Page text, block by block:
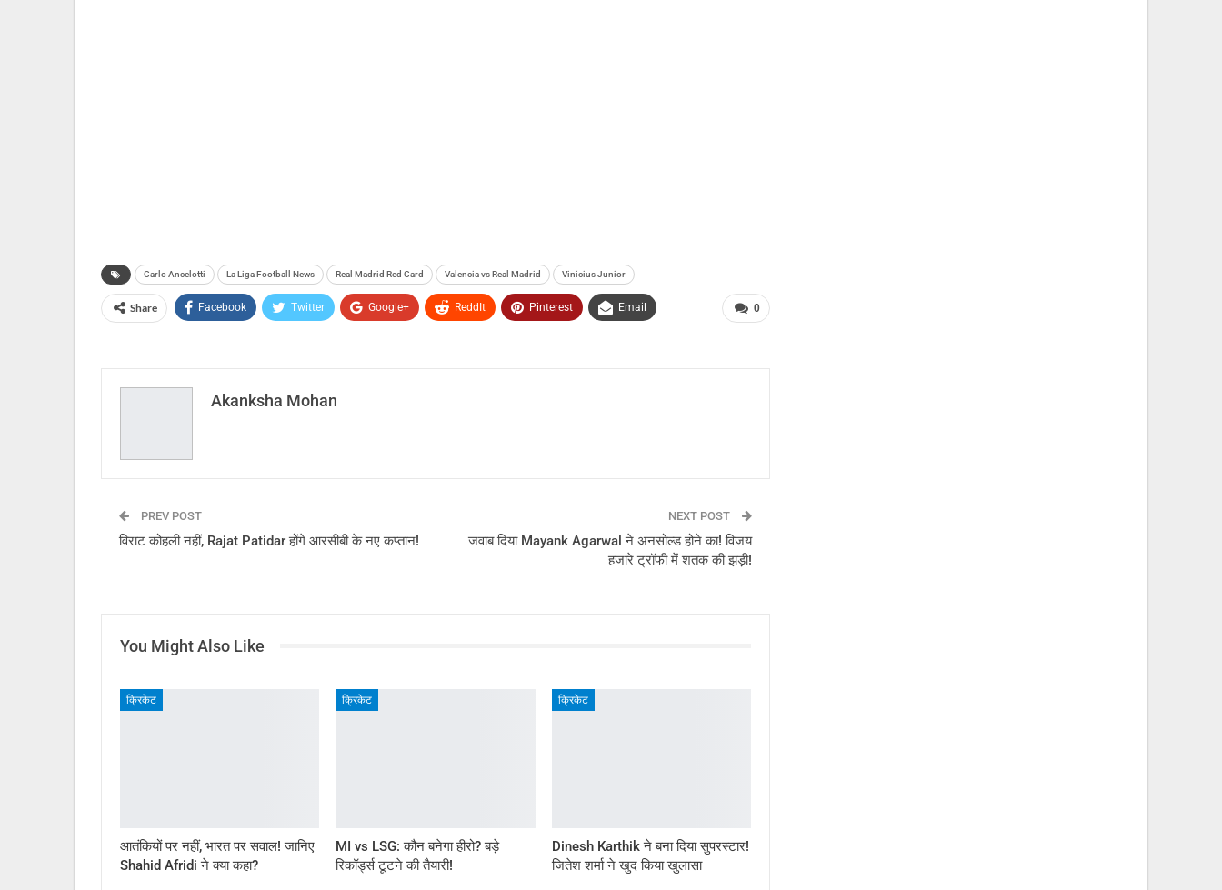
Carlo Ancelotti La Liga Football News Real Madrid Red Card Valencia vs Real Madrid Vinicius Junior
0
Share Facebook Twitter Google+ ReddIt Pinterest Email
Akanksha Mohan
PREV POST
विराट कोहली नहीं, Rajat Patidar होंगे आरसीबी के नए कप्तान!
NEXT POST
जवाब दिया Mayank Agarwal ने अनसोल्ड होने का! विजय
हजारे ट्रॉफी में शतक की झड़ी!
You Might Also Like
क्रिकेट
आतंकियों पर नहीं, भारत पर सवाल! जानिए
Shahid Afridi ने क्या कहा?
क्रिकेट
MI vs LSG: कौन बनेगा हीरो? बड़े
रिकॉर्ड्स टूटने की तैयारी!
क्रिकेट
Dinesh Karthik ने बना दिया सुपरस्टार!
जितेश शर्मा ने खुद किया खुलासा